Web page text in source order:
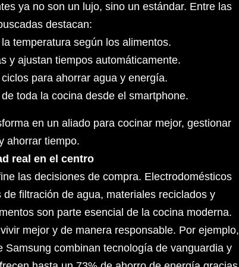
ya no son un lujo, sino un estándar. Entre las
destacan:
temperatura según los alimentos.
y ajustan tiempos automáticamente.
para ahorrar agua y energía.
toda la cocina desde el smartphone.
en un aliado para cocinar mejor, gestionar
ahorrar tiempo.
real en el centro
las decisiones de compra. Electrodomésticos
filtración de agua, materiales reciclados y
son parte esencial de la cocina moderna.
mejor y de manera responsable. Por ejemplo,
combinan tecnología de vanguardia y